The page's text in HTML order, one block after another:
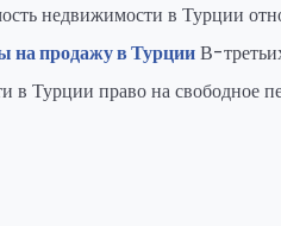
недвижимости в Турции
на продажу в ТурцииВ-
в Турции право на свободное